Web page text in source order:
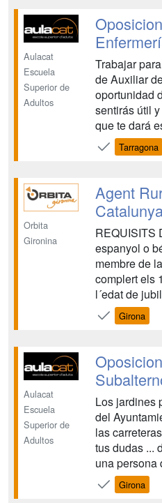
conseguir tu
disposición
Aulacat
Escuela
Superior de
Adultos
Trabajar
de Auxiliar
oportunidad
sentirás útil
que te dará
Además
funciones
oferce
Cada...
Tarragona
Orbita
Gironina
Agent
REQUISITS
espanyol o
membre de la
complert els
l´edat de
cap
impedeixi
penalment
Girona
Aulacat
Escuela
Superior de
Adultos
Los jardines
del
las
tus dudas ...
una persona
función
pruebas, y
Girona